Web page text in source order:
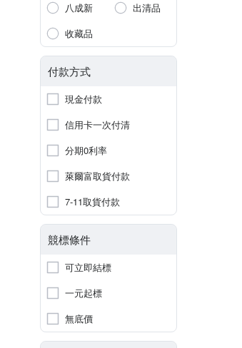
八成新
出清品
收藏品
付款方式
現金付款
信用卡一次付清
分期0利率
萊爾富取貨付款
7-11取貨付款
競標條件
可立即結標
一元起標
無底價